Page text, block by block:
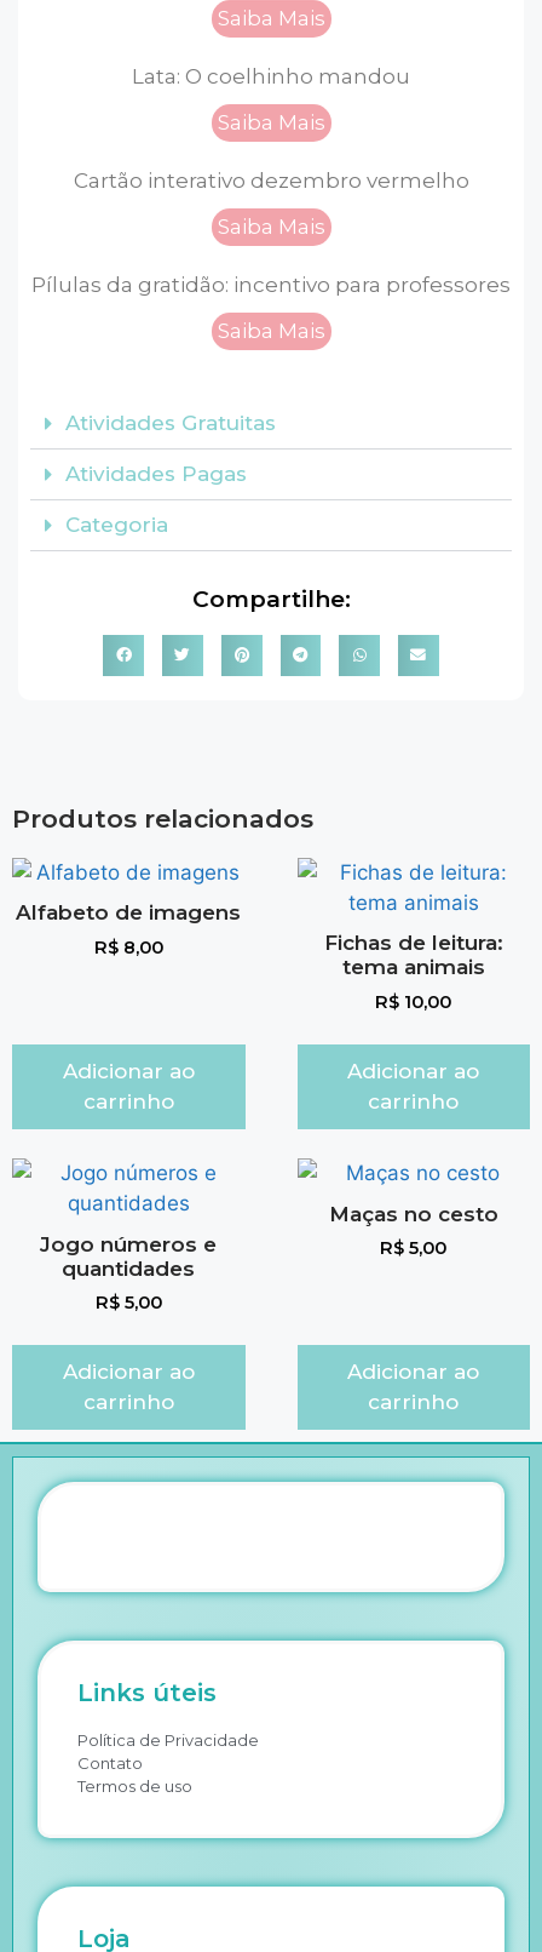
Saiba Mais
Lata: O coelhinho mandou
Saiba Mais
Cartão interativo dezembro vermelho
Saiba Mais
Pílulas da gratidão: incentivo para professores
Saiba Mais
Atividades Gratuitas
Atividades Pagas
Categoria
Compartilhe:
Produtos relacionados
Alfabeto de imagens
R$8,00
Adicionar ao
carrinho
Fichas de leitura:
tema animais
R$ 10,00
Adicionar ao
carrinho
Jogo números e
quantidades
R$5,00
Adicionar ao
carrinho
Maças no cesto
R$ 5,00
Adicionar ao
carrinho
Links úteis
Política de Privacidade
Contato
Termos de uso
Loja